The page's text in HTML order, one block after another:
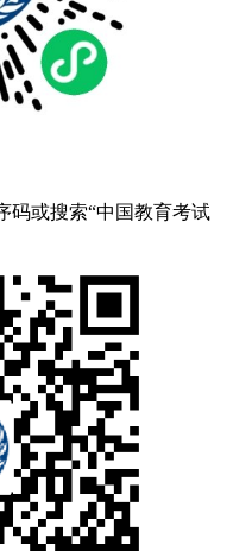
或搜索“中国教育考试